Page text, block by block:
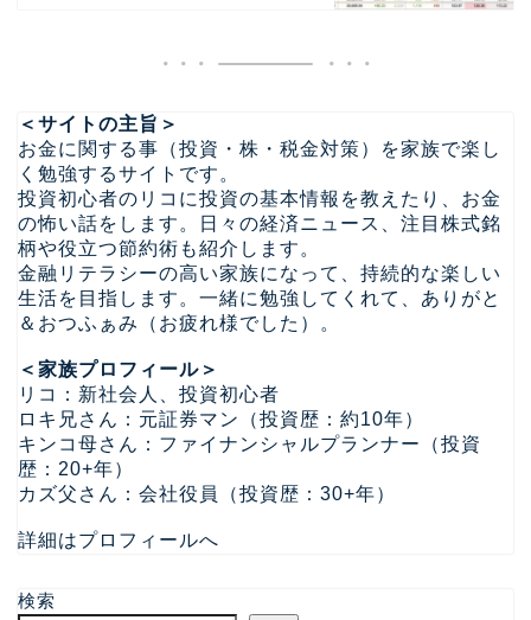
＜サイトの主旨＞
お金に関する事（投資・株・税金対策）を家族で楽し
く勉強するサイトです。
投資初心者のリコに投資の基本情報を教えたり、お金
の怖い話をします。日々の経済ニュース、注目株式銘
柄や役立つ節約術も紹介します。
金融リテラシーの高い家族になって、持続的な楽しい
生活を目指します。一緒に勉強してくれて、ありがと
＆おつふぁみ（お疲れ様でした）。
＜家族プロフィール＞
リコ：新社会人、投資初心者
ロキ兄さん：元証券マン（投資歴：約10年）
キンコ母さん：ファイナンシャルプランナー（投資
歴：20+年）
カズ父さん：会社役員（投資歴：30+年）
詳細はプロフィールへ
検索